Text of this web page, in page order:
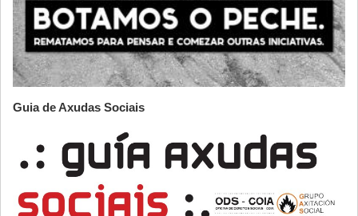
Guia de Axudas Sociais